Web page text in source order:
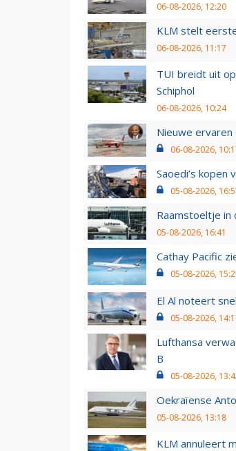
06-08-2026, 12:20
KLM stelt
06-08-2026, 11:17
TUI breidt uit
Schiphol
06-08-2026, 10:24
Nieuwe
06-08-2026,
Saoedi’s kopen
05-08-2026,
Raamstoeltje in
05-08-2026, 16:41
Cathay Pacific
05-08-2026,
El Al noteert
05-08-2026,
Lufthansa
B
05-08-2026,
Oekraïense
05-08-2026, 13:18
KLM annuleert